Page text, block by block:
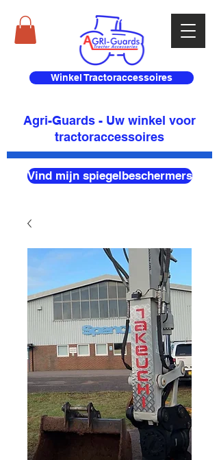
Winkel Tractoraccessoires
Agri-Guards - Uw winkel voor
tractoraccessoires
Vind mijn spiegelbeschermers